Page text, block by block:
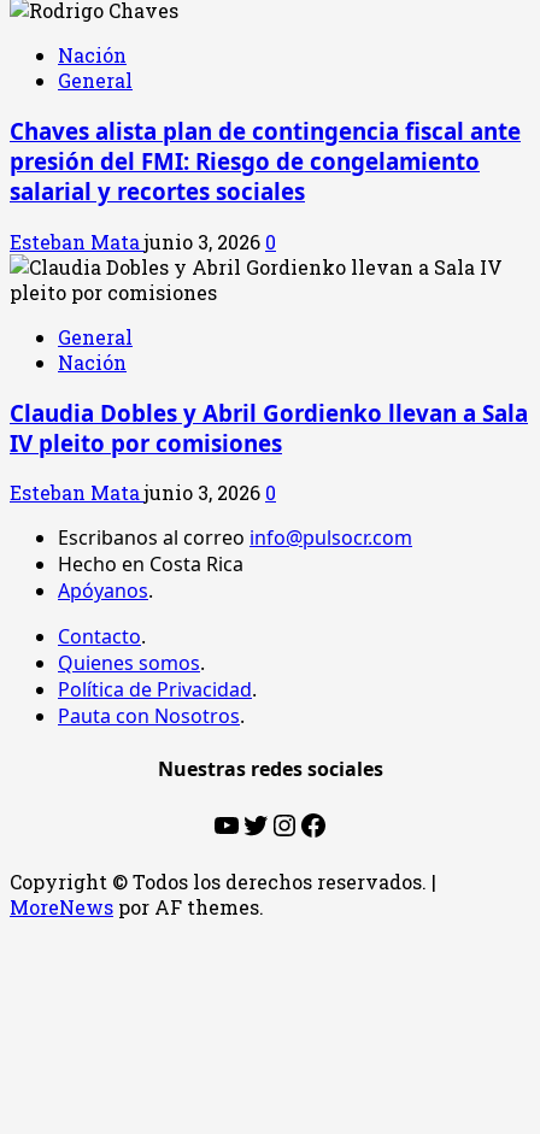
Nación
General
Chaves alista plan de contingencia fiscal ante
presión del FMI: Riesgo de congelamiento
salarial y recortes sociales
Esteban Matajunio 3, 2026 0
General
Nación
Claudia Dobles y Abril Gordienko llevan a Sala
IV pleito por comisiones
Esteban Matajunio 3, 2026 0
Escribanos al correo info@pulsocr.com
Hecho en Costa Rica
Apóyanos.
Contacto.
Quienes somos.
Política de Privacidad.
Pauta con Nosotros.
Nuestras redes sociales
YouTube
Twitter
Instagram
Facebook
Copyright © Todos los derechos reservados. |
MoreNews por AF themes.